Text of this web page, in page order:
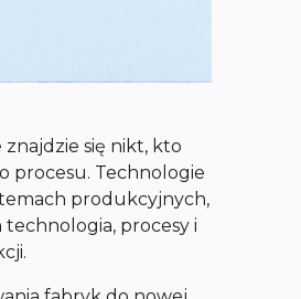
się nikt, kto
procesu. Technologie
produkcyjnych,
procesy i